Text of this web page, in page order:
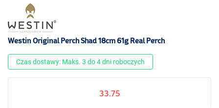
Westin Original Perch Shad 18cm 61g Real Perch
Czas dostawy: Maks. 3 do 4 dni roboczych
33.75